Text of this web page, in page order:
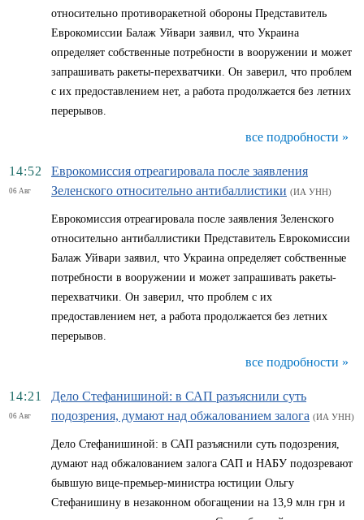
относительно противоракетной обороны Представитель
Еврокомиссии Балаж Уйвари заявил, что Украина
определяет собственные потребности в вооружении и может
запрашивать ракеты-перехватчики. Он заверил, что проблем
с их предоставлением нет, а работа продолжается без летних
перерывов.
все подробности »
14:52
06 Авг
Еврокомиссия отреагировала после заявления
Зеленского относительно антибаллистики (ИА УНН)
Еврокомиссия отреагировала после заявления Зеленского
относительно антибаллистики Представитель Еврокомиссии
Балаж Уйвари заявил, что Украина определяет собственные
потребности в вооружении и может запрашивать ракеты-
перехватчики. Он заверил, что проблем с их
предоставлением нет, а работа продолжается без летних
перерывов.
все подробности »
14:21
06 Авг
Дело Стефанишиной: в САП разъяснили суть
подозрения, думают над обжалованием залога (ИА УНН)
Дело Стефанишиной: в САП разъяснили суть подозрения,
думают над обжалованием залога САП и НАБУ подозревают
бывшую вице-премьер-министра юстиции Ольгу
Стефанишину в незаконном обогащении на 13,9 млн грн и